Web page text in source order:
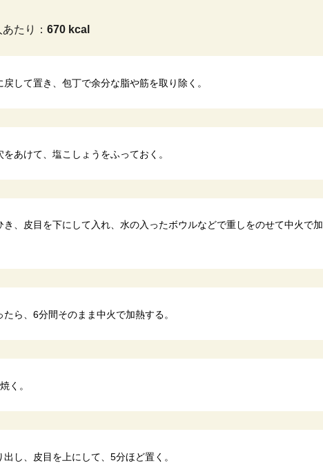
あたり ： 670 kcal
して置き、包丁で余分な脂や筋を取り除く。
あけて、塩こしょうをふっておく。
き、皮目を下にして入れ、水の入ったボウルなどで重しをのせて中火で加
ら、6分間そのまま中火で加熱する。
く。
し、皮目を上にして、5分ほど置く。